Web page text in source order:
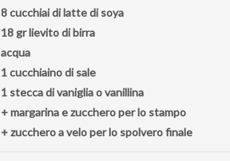
8 cucchiai di latte di soya
18 gr lievito di birra
acqua
1 cucchiaino di sale
1 stecca di vaniglia o vanillina
+ margarina e zucchero per lo stampo
+ zucchero a velo per lo spolvero finale